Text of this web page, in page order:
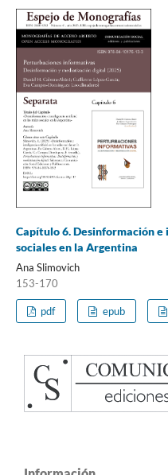
Capítulo 6. Desinformación
sociales en la Argentina
Ana Slimovich
153-170
pdf epub